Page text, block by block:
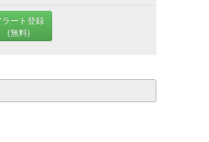
ラート登録
(無料)